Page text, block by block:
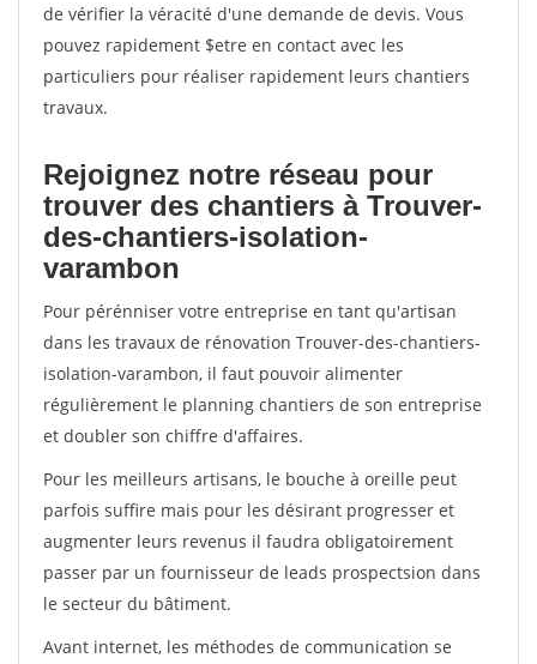
de vérifier la véracité d'une demande de devis. Vous
pouvez rapidement $etre en contact avec les
particuliers pour réaliser rapidement leurs chantiers
travaux.
Rejoignez notre réseau pour
trouver des chantiers à Trouver-
des-chantiers-isolation-
varambon
Pour pérénniser votre entreprise en tant qu'artisan
dans les travaux de rénovation Trouver-des-chantiers-
isolation-varambon, il faut pouvoir alimenter
régulièrement le planning chantiers de son entreprise
et doubler son chiffre d'affaires.
Pour les meilleurs artisans, le bouche à oreille peut
parfois suffire mais pour les désirant progresser et
augmenter leurs revenus il faudra obligatoirement
passer par un fournisseur de leads prospectsion dans
le secteur du bâtiment.
Avant internet, les méthodes de communication se